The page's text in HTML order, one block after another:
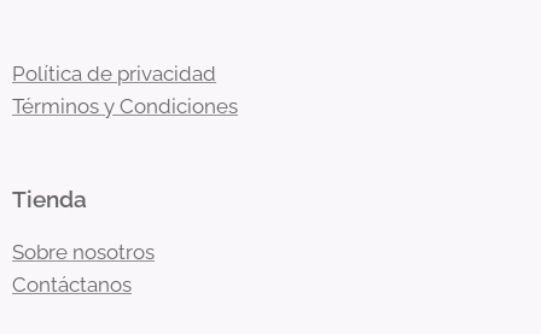
Política de privacidad
Términos y Condiciones
Tienda
Sobre nosotros
Contáctanos